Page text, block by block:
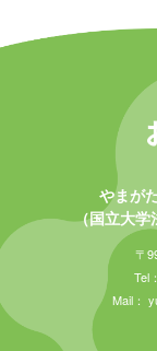
やまが
（国立大学
〒
Tel
Mail：